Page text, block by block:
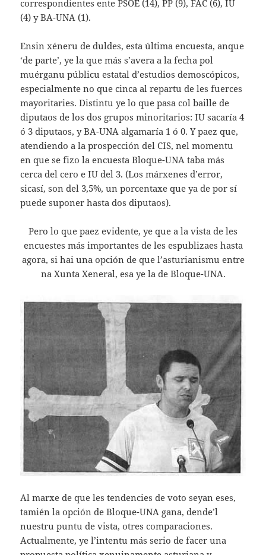
correspondientes ente PSOE (14), PP (9), FAC (6), IU
(4) y BA-UNA (1).
Ensin xéneru de duldes, esta última encuesta, anque
‘de parte’, ye la que más s’avera a la fecha pol
muérganu públicu estatal d’estudios demoscópicos,
especialmente no que cinca al repartu de les fuerces
mayoritaries. Distintu ye lo que pasa col baille de
diputaos de los dos grupos minoritarios: IU sacaría 4
ó 3 diputaos, y BA-UNA algamaría 1 ó 0. Y paez que,
atendiendo a la prospección del CIS, nel momentu
en que se fizo la encuesta Bloque-UNA taba más
cerca del cero e IU del 3. (Los márxenes d’error,
sicasí, son del 3,5%, un porcentaxe que ya de por sí
puede suponer hasta dos diputaos).
Pero lo que paez evidente, ye que a la vista de les
encuestes más importantes de les espublizaes hasta
agora, si hai una opción de que l’asturianismu entre
na Xunta Xeneral, esa ye la de Bloque-UNA.
Al marxe de que les tendencies de voto seyan eses,
tamién la opción de Bloque-UNA gana, dende’l
nuestru puntu de vista, otres comparaciones.
Actualmente, ye l’intentu más serio de facer una